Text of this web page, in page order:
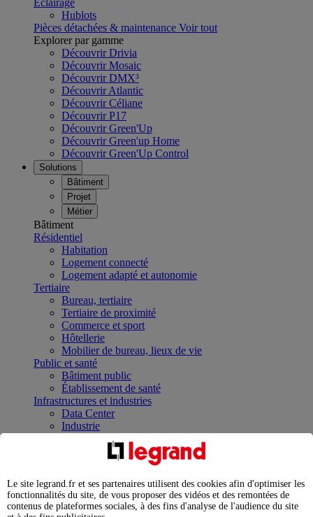
Eclairage
Hublots
Pièces détachées & maintenance Voir tout
Explorer par gamme
Découvrir Drivia
Découvrir Mosaic
Découvrir DMX³
Découvrir Atlantic
Découvrir Céliane
Découvrir P17
Découvrir Green'Up
Découvrir Green'up Home
Découvrir Green'Up Control
Solutions
Bâtiment
Projet
Métier
Bâtiment
Résidentiel
Habitation
Logement connecté
Logement adapté et autonomie
Tertiaire
Bureau, tertiaire
Tertiaire de proximité
Commerce et sport
Hôtellerie
Mobilier de bureau, lieux de vie
Public et santé
Bâtiment public
Établissement de santé
Infrastructures et industries
Data Center
Industrie
Infrastructures
Contrôler et planifier le fonctionnement des appareils
Répartir et optimiser son tableau électrique
Legrand Data Center Solutions : concentrer les
expertises au service de vos performances
Le site legrand.fr et ses partenaires utilisent des cookies afin d'optimiser les
fonctionnalités du site, de vous proposer des vidéos et des remontées de
contenus de plateformes sociales, à des fins d'analyse de l'audience du site